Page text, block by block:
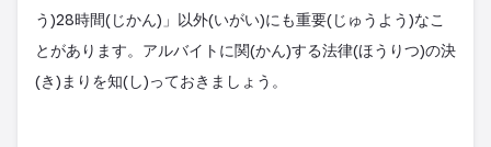
う)28時間(じかん)」以外(いがい)にも重要(じゅうよう)なこ
とがあります。アルバイトに関(かん)する法律(ほうりつ)の決
(き)まりを知(し)っておきましょう。